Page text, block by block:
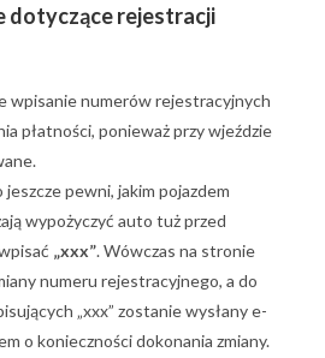
dotyczące rejestracji
wpisanie numerów rejestracyjnych
płatności, ponieważ przy wjeździe
jeszcze pewni, jakim pojazdem
wypożyczyć auto tuż przed
„xxx”. Wówczas na stronie
numeru rejestracyjnego, a do
„xxx” zostanie wysłany e-
o konieczności dokonania zmiany.